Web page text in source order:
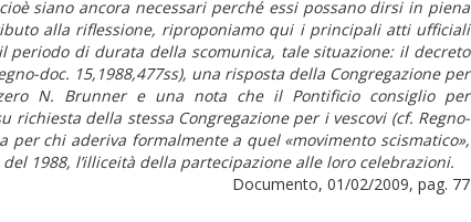
siano ancora necessari perché essi possano dirsi in piena
alla riflessione, riproponiamo qui i principali atti ufficiali
periodo di durata della scomunica, tale situazione: il decreto
doc. 15,1988,477ss), una risposta della Congregazione per
N. Brunner e una nota che il Pontificio consiglio per
della stessa Congregazione per i vescovi (cf. Regno-
per chi aderiva formalmente a quel «movimento scismatico»,
1988, l’illiceità della partecipazione alle loro celebrazioni.
Documento, 01/02/2009, pag. 77